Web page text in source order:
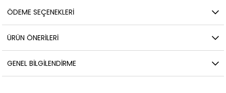
ÖDEME SEÇENEKLERI
ÜRÜN ÖNERILERI
GENEL BILGILENDIRME